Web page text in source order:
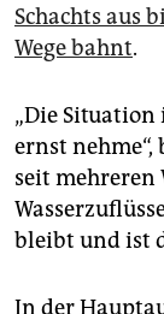
Schachts aus
Wege bahnt.
„Die Situation
ernst nehme“,
seit mehreren
bleibt und ist
In der